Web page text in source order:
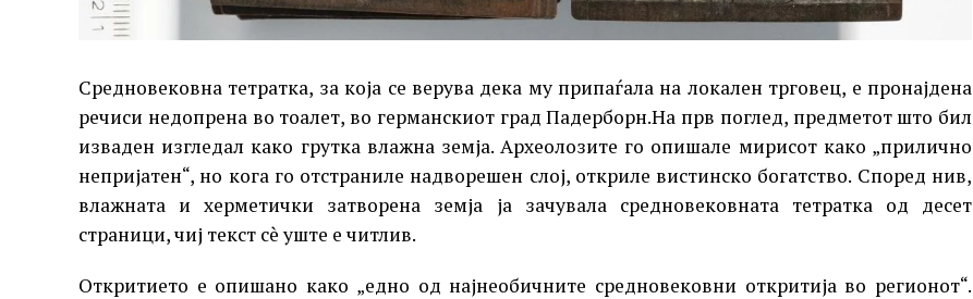
Средновековна тетратка, за која се верува дека му припаѓала на локален трговец, е пронајдена
речиси недопрена во тоалет, во германскиот град Падерборн.На прв поглед, предметот што бил
изваден изгледал како грутка влажна земја. Археолозите го опишале мирисот како „прилично
непријатен“, но кога го отстраниле надворешен слој, откриле вистинско богатство. Според нив,
влажната и херметички затворена земја ја зачувала средновековната тетратка од десет
страници, чиј текст сè уште е читлив.
Откритието е опишано како „едно од најнеобичните средновековни откритија во регионот“.